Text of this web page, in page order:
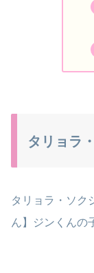
タリョラ
タリョラ・ソク
ん】ジンくんの